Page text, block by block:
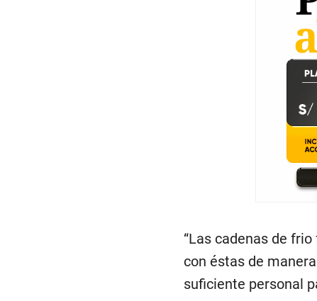
“Las cadenas de
con éstas de
suficiente personal